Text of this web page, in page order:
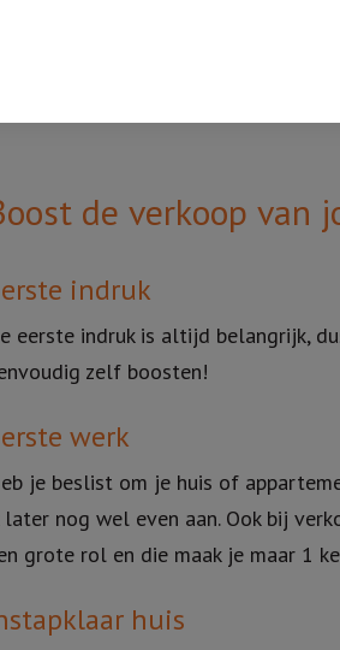
de verkoop van
indruk
eerste indruk is altijd belangrijk,
zelf boosten!
werk
je beslist om je huis of
later nog wel even aan. Ook bij
grote rol en die maak je maar 1
huis